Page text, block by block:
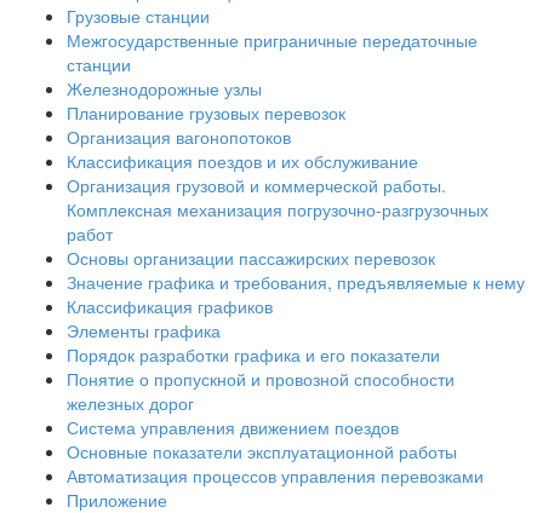
Грузовые станции
Межгосударственные приграничные передаточные
станции
Железнодорожные узлы
Планирование грузовых перевозок
Организация вагонопотоков
Классификация поездов и их обслуживание
Организация грузовой и коммерческой работы.
Комплексная механизация погрузочно-разгрузочных
работ
Основы организации пассажирских перевозок
Значение графика и требования, предъявляемые к нему
Классификация графиков
Элементы графика
Порядок разработки графика и его показатели
Понятие о пропускной и провозной способности
железных дорог
Система управления движением поездов
Основные показатели эксплуатационной работы
Автоматизация процессов управления перевозками
Приложение